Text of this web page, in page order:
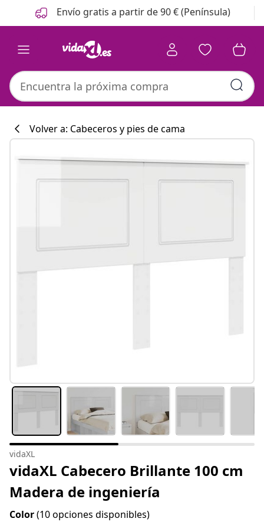
Anterior
Siguiente Envío gratis a partir de 90 € (Península)
Colección de
Volver a: Cabeceros y pies de cama
vidaXL
vidaXL Cabecero Brillante 100 cm
Madera de ingeniería
Color(10 opciones disponibles)